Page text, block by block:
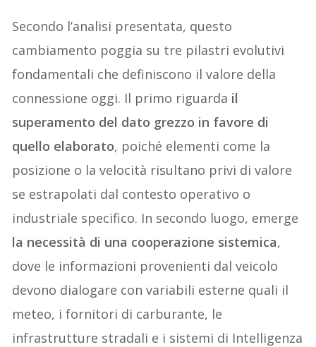
Secondo l’analisi presentata, questo
cambiamento poggia su tre pilastri evolutivi
fondamentali che definiscono il valore della
connessione oggi. Il primo riguarda il
superamento del dato grezzo in favore di
quello elaborato, poiché elementi come la
posizione o la velocità risultano privi di valore
se estrapolati dal contesto operativo o
industriale specifico. In secondo luogo, emerge
la necessità di una cooperazione sistemica,
dove le informazioni provenienti dal veicolo
devono dialogare con variabili esterne quali il
meteo, i fornitori di carburante, le
infrastrutture stradali e i sistemi di Intelligenza